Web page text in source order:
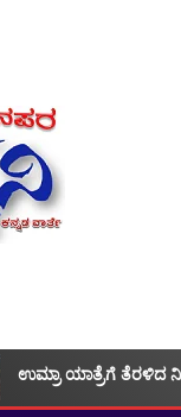
ಉಮ್ರಾ ಯಾತ್ರೆಗೆ ತೆರಳಿದ